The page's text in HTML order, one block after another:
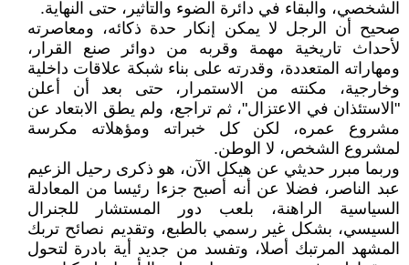
الشخصي، والبقاء في دائرة الضوء والتأثير، حتى النهاية.
صحيح أن الرجل لا يمكن إنكار حدة ذكائه، ومعاصرته
لأحداث تاريخية مهمة وقربه من دوائر صنع القرار،
ومهاراته المتعددة، وقدرته على بناء شبكة علاقات داخلية
وخارجية، مكنته من الاستمرار، حتى بعد أن أعلن
"الاستئذان في الاعتزال"، ثم تراجع، ولم يطق الابتعاد عن
مشروع عمره، لكن كل خبراته ومؤهلاته مكرسة
لمشروع الشخص، لا الوطن.
وربما مبرر حديثي عن هيكل الآن، هو ذكرى رحيل الزعيم
عبد الناصر، فضلا عن أنه أصبح جزءا رئيسا من المعادلة
السياسية الراهنة، بلعب دور المستشار للجنرال
السيسي، بشكل غير رسمي بالطبع، وتقديم نصائح تربك
المشهد المرتبك أصلا، وتفسد من جديد أية بادرة لتحول